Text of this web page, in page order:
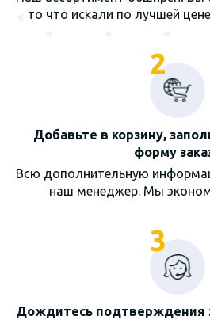
то что искали по лучшей
2
Добавьте в корзину,
форму
Всю дополнительную
наш менеджер. Мы
3
Дождитесь подтверждения